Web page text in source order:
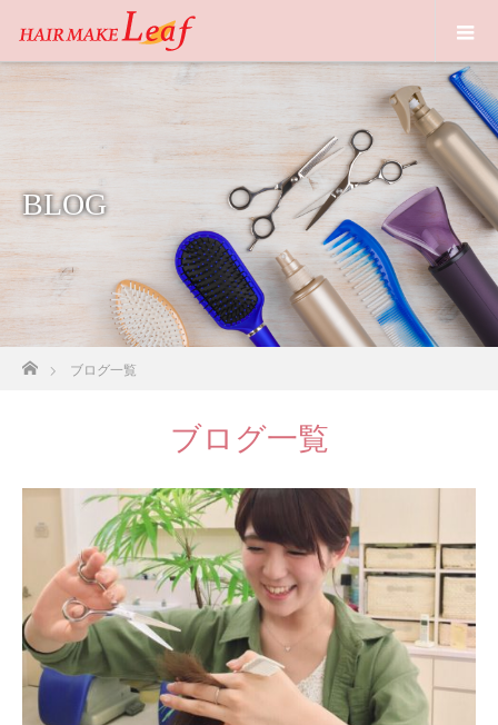
BLOG
ブログ一覧
ブログ一覧